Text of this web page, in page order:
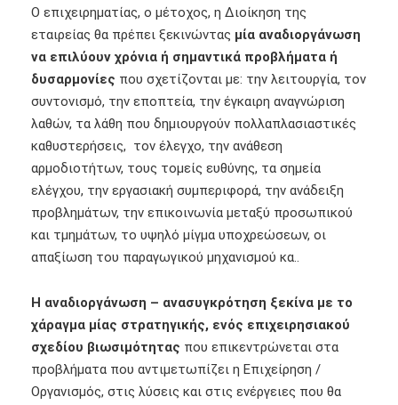
Ο επιχειρηματίας, ο μέτοχος, η Διοίκηση της
εταιρείας θα πρέπει ξεκινώντας μία αναδιοργάνωση
να επιλύουν χρόνια ή σημαντικά προβλήματα ή
δυσαρμονίες που σχετίζονται με: την λειτουργία, τον
συντονισμό, την εποπτεία, την έγκαιρη αναγνώριση
λαθών, τα λάθη που δημιουργούν πολλαπλασιαστικές
καθυστερήσεις, τον έλεγχο, την ανάθεση
αρμοδιοτήτων, τους τομείς ευθύνης, τα σημεία
ελέγχου, την εργασιακή συμπεριφορά, την ανάδειξη
προβλημάτων, την επικοινωνία μεταξύ προσωπικού
και τμημάτων, το υψηλό μίγμα υποχρεώσεων, οι
απαξίωση του παραγωγικού μηχανισμού κα..
Η αναδιοργάνωση – ανασυγκρότηση ξεκίνα με το
χάραγμα μίας στρατηγικής, ενός επιχειρησιακού
σχεδίου βιωσιμότητας που επικεντρώνεται στα
προβλήματα που αντιμετωπίζει η Επιχείρηση /
Οργανισμός, στις λύσεις και στις ενέργειες που θα